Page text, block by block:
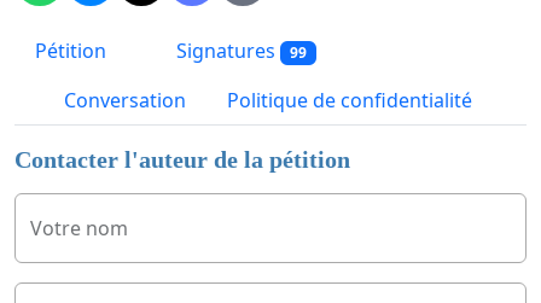
Pétition Signatures 99
Conversation Politique de confidentialité
Contacter l'auteur de la pétition
Votre nom